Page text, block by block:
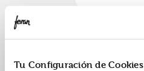
Tu Configuración de Cookies